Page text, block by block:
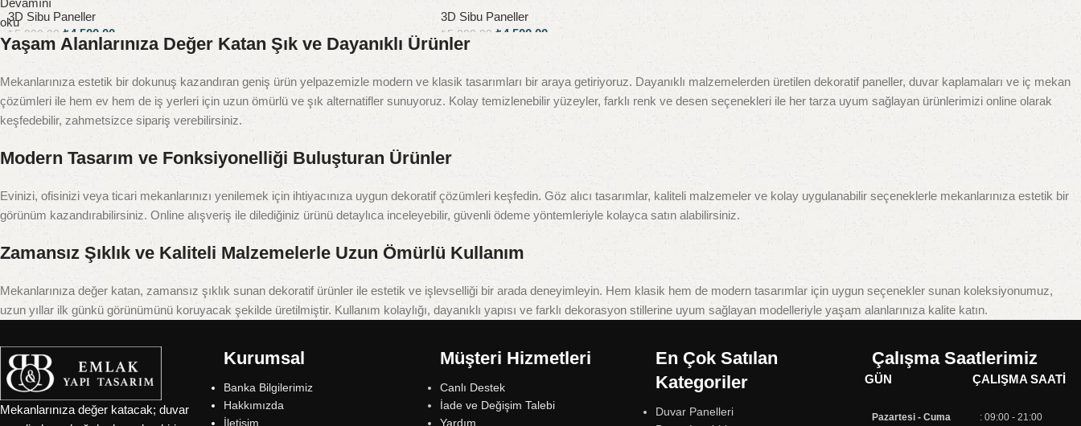
3D Sibu Paneller
₺ 5.000,00 ₺ 4.500,00
Sepete Ekle
3D Sibu Paneller
₺ 5.000,00 ₺ 4.500,00
Yaşam Alanlarınıza Değer Katan Şık ve Dayanıklı Ürünler
Mekanlarınıza estetik bir dokunuş kazandıran geniş ürün yelpazemizle modern ve klasik tasarımları bir araya getiriyoruz. Dayanıklı malzemelerden üretilen dekoratif paneller, duvar kaplamaları ve iç mekan
çözümleri ile hem ev hem de iş yerleri için uzun ömürlü ve şık alternatifler sunuyoruz. Kolay temizlenebilir yüzeyler, farklı renk ve desen seçenekleri ile her tarza uyum sağlayan ürünlerimizi online olarak
keşfedebilir, zahmetsizce sipariş verebilirsiniz.
Modern Tasarım ve Fonksiyonelliği Buluşturan Ürünler
Evinizi, ofisinizi veya ticari mekanlarınızı yenilemek için ihtiyacınıza uygun dekoratif çözümleri keşfedin. Göz alıcı tasarımlar, kaliteli malzemeler ve kolay uygulanabilir seçeneklerle mekanlarınıza estetik bir
görünüm kazandırabilirsiniz. Online alışveriş ile dilediğiniz ürünü detaylıca inceleyebilir, güvenli ödeme yöntemleriyle kolayca satın alabilirsiniz.
Zamansız Şıklık ve Kaliteli Malzemelerle Uzun Ömürlü Kullanım
Mekanlarınıza değer katan, zamansız şıklık sunan dekoratif ürünler ile estetik ve işlevselliği bir arada deneyimleyin. Hem klasik hem de modern tasarımlar için uygun seçenekler sunan koleksiyonumuz,
uzun yıllar ilk günkü görünümünü koruyacak şekilde üretilmiştir. Kullanım kolaylığı, dayanıklı yapısı ve farklı dekorasyon stillerine uyum sağlayan modelleriyle yaşam alanlarınıza kalite katın.
oku
Mekanlarınıza değer katacak; duvar
Kurumsal
Banka Bilgilerimiz
Hakkımızda
İletişim
Müşteri Hizmetleri
Canlı Destek
İade ve Değişim Talebi
Yardım
En Çok Satılan
Kategoriler
Duvar Panelleri
Çalışma Saatlerimiz
GÜN ÇALIŞMA SAATI
Pazartesi - Cuma : 09:00 - 21:00